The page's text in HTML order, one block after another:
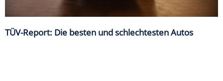
TÜV-Report: Die besten und schlechtesten Autos